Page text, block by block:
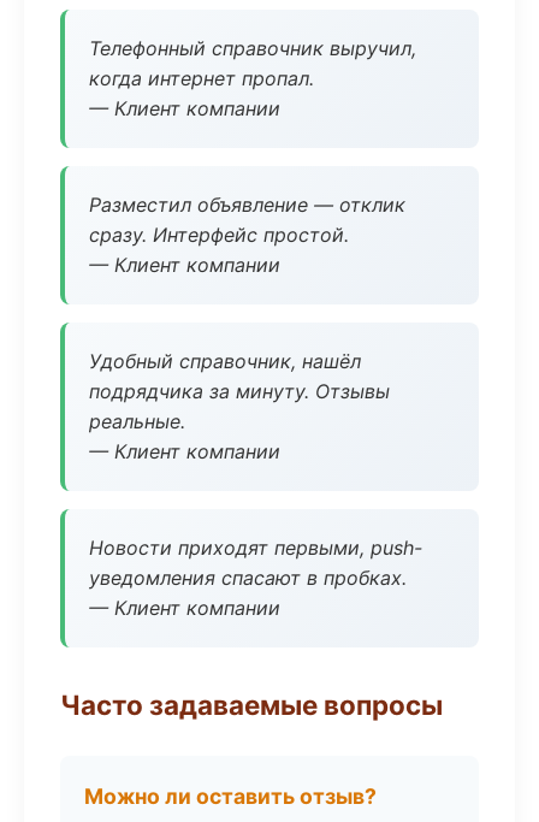
Телефонный справочник выручил,
когда интернет пропал.
— Клиент компании
Разместил объявление — отклик
сразу. Интерфейс простой.
— Клиент компании
Удобный справочник, нашёл
подрядчика за минуту. Отзывы
реальные.
— Клиент компании
Новости приходят первыми, push-
уведомления спасают в пробках.
— Клиент компании
Часто задаваемые вопросы
Можно ли оставить отзыв?